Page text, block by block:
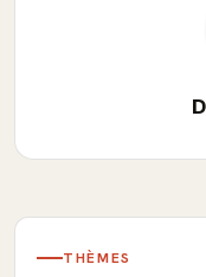
THÈMES